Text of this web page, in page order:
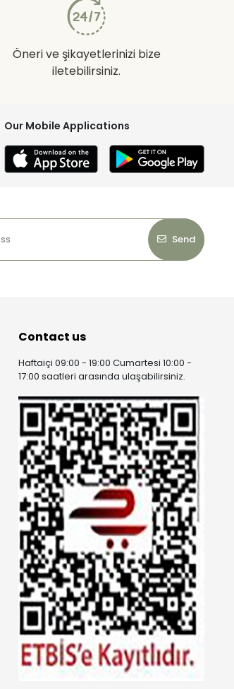
Öneri ve şikayetlerinizi bize
iletebilirsiniz.
Our Mobile Applications
Send
Contact us
Haftaiçi 09:00 - 19:00 Cumartesi 10:00 -
17:00 saatleri arasında ulaşabilirsiniz.